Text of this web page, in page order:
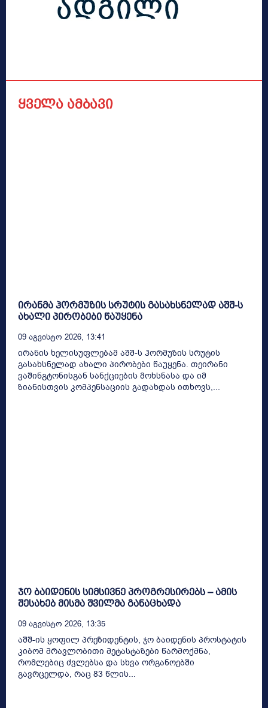
ყველა ამბავი
ირანმა ჰორმუზის სრუტის გასახსნელად აშშ-ს
ახალი პირობები წაუყენა
09 Აგვისტო 2026, 13:41
ირანის ხელისუფლებამ აშშ-ს ჰორმუზის სრუტის
გასახსნელად ახალი პირობები წაუყენა. თეირანი
ვაშინგტონისგან სანქციების მოხსნასა და იმ
ზიანისთვის კომპენსაციის გადახდას ითხოვს,...
ჯო ბაიდენის სიმსივნე პროგრესირებს – ამის
შესახებ მისმა შვილმა განაცხადა
09 Აგვისტო 2026, 13:35
აშშ-ის ყოფილ პრეზიდენტის, ჯო ბაიდენის პროსტატის
კიბომ მრავლობითი მეტასტაზები წარმოქმნა,
რომლებიც ძვლებსა და სხვა ორგანოებში
გავრცელდა, რაც 83 წლის...